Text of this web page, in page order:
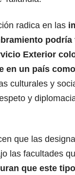
radica en las
podría
Exterior
en un país
culturales y
y
que las
las facultades
que este